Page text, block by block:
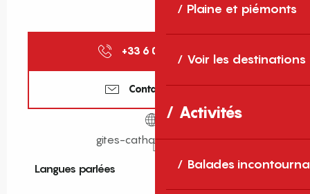
Plaine et piémonts
Voir les destinations
Activités
Balades
+33 6 04 14 54
Contactez-nous
gites-cathares.wix.com
Langues parlées
Langues parlées